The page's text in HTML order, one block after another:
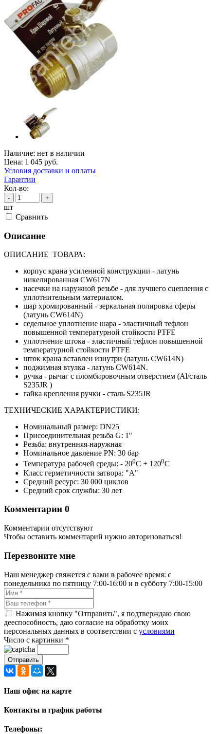
Наличие: нет в наличии
Цена: 1 045 руб.
Условия доставки и оплаты
Гарантии
Кол-во:
- +
шт
Cравнить
Описание
ОПИСАНИЕ ТОВАРА:
корпус крана усиленной конструкции - латунь
никелированная CW617N
насечки на наружной резьбе - для лучшего сцепления с
уплотнительным материалом.
шар хромированный - зеркальная полировка сферы
(латунь CW614N)
седельное уплотнение шара - эластичный тефлон
повышенной температурной стойкости PTFE
уплотнение штока - эластичный тефлон повышенной
температурной стойкости PTFE
шток крана вставлен изнутри (латунь CW614N)
поджимная втулка - латунь CW614N.
ручка - рычаг с пломбировочным отверстием (Al/сталь
S235JR )
гайка крепления ручки - сталь S235JR
ТЕХНИЧЕСКИЕ ХАРАКТЕРИСТИКИ:
Номинальный размер: DN25
Присоединительная резьба G: 1"
Резьба: внутренняя-наружная
Номинальное давление PN: 30 бар
Температура рабочей среды: - 200С + 1200С
Класс герметичности затвора: "А"
Средний ресурс: 30 000 циклов
Средний срок службы: 30 лет
Комментарии 0
Комментарии отсутствуют
Чтобы оставить комментарий нужно авторизоваться!
Перезвоните мне
Наш менеджер свяжется с вами в рабочее время: с
понедельника по пятницу 7:00-16:00 и в субботу 7:00-15:00
Нажимая кнопку "Отправить", я подтверждаю свою
дееспособность, даю согласие на обработку моих
персональных данных в соответствии с условиями
Число с картинки *
Наш офис на карте
Контакты и график работы
Телефоны: